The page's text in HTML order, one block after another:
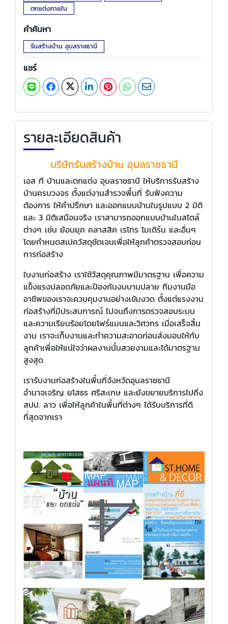
ตกแต่งภายใน
คำค้นหา
รับสร้างบ้าน อุบลราชธานี
แชร์
รายละเอียดสินค้า
บริษัทรับสร้างบ้าน อุบลราชธานี
เอส ที บ้านและตกแต่ง อุบลราชธานี ให้บริการรับสร้าง
บ้านครบวงจร ตั้งแต่งานสำรวจพื้นที่ รับฟังความ
ต้องการ ให้คำปรึกษา และออกแบบบ้านในรูปแบบ 2 มิติ
และ 3 มิติเสมือนจริง เราสามารถออกแบบบ้านในสไตล์
ต่างๆ เช่น ย้อนยุค คลาสสิค เรโทร โมเดิร์น และอื่นๆ
โดยกำหนดสเปควัสดุชัดเจนเพื่อให้ลูกค้าตรวจสอบก่อน
การก่อสร้าง
ในงานก่อสร้าง เราใช้วัสดุคุณภาพมีมาตรฐาน เพื่อความ
แข็งแรงปลอดภัยและป้องกันงบบานปลาย ทีมงานมือ
อาชีพของเราจะควบคุมงานอย่างเข้มงวด ตั้งแต่แรงงาน
ก่อสร้างที่มีประสบการณ์ ไปจนถึงการตรวจสอบระบบ
และความเรียบร้อยโดยโฟร์แมนและวิศวกร เมื่อเสร็จสิ้น
งาน เราจะเก็บงานและทำความสะอาดก่อนส่งมอบให้กับ
ลูกค้าเพื่อให้แน่ใจว่าผลงานนั้นสวยงามและได้มาตรฐาน
สูงสุด
เรารับงานก่อสร้างในพื้นที่จังหวัดอุบลราชธานี
อำนาจเจริญ ยโสธร ศรีสะเกษ และยังขยายบริการไปถึง
สปป. ลาว เพื่อให้ลูกค้าในพื้นที่ต่างๆ ได้รับบริการที่ดี
ที่สุดจากเรา